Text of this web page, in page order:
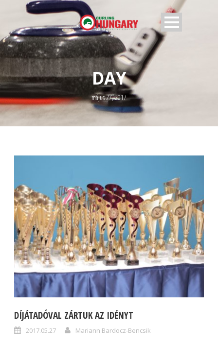
DAY
május 27, 2017
DÍJÁTADÓVAL ZÁRTUK AZ IDÉNYT
2017.05.27 Mariann Bardocz-Bencsik